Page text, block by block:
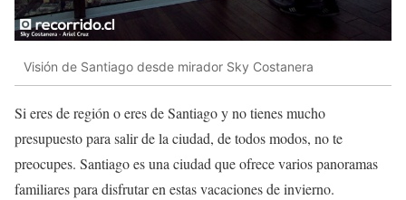
Visión de Santiago desde mirador Sky Costanera
Si eres de región o eres de Santiago y no tienes mucho
presupuesto para salir de la ciudad, de todos modos, no te
preocupes. Santiago es una ciudad que ofrece varios panoramas
familiares para disfrutar en estas vacaciones de invierno.